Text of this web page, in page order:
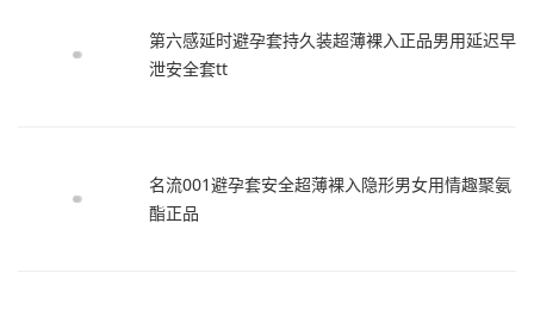
第六感延时避孕套持久装超薄裸入正品男用延迟早
泄安全套tt
名流001避孕套安全超薄裸入隐形男女用情趣聚氨
酯正品